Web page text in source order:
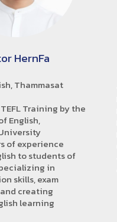
HernFa
Thammasat
Training by the
English,
of experience
to students of
in
skills, exam
creating
learning